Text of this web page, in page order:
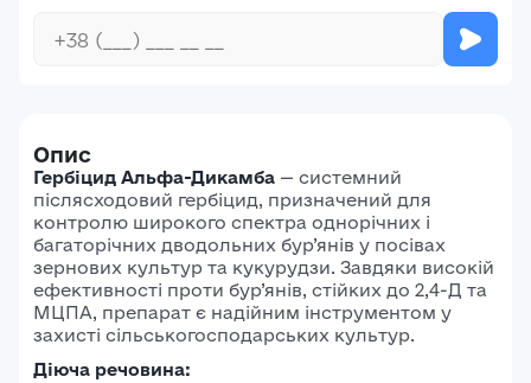
Опис
Гербіцид Альфа-Дикамба — системний
післясходовий гербіцид, призначений для
контролю широкого спектра однорічних і
багаторічних дводольних бур’янів у посівах
зернових культур та кукурудзи. Завдяки високій
ефективності проти бур’янів, стійких до 2,4-Д та
МЦПА, препарат є надійним інструментом у
захисті сільськогосподарських культур.
Діюча речовина: